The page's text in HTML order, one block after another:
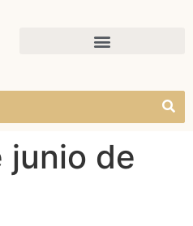
junio de